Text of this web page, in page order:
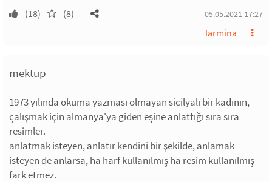
(18) (8) 05.05.2021 17:27
larmina
mektup
1973 yılında okuma yazması olmayan sicilyalı bir kadının,
çalışmak için almanya'ya giden eşine anlattığı sıra sıra
resimler.
anlatmak isteyen, anlatır kendini bir şekilde, anlamak
isteyen de anlarsa, ha harf kullanılmış ha resim kullanılmış
fark etmez.